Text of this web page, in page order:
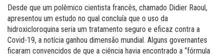
Desde que um polêmico cientista francês, chamado Didier Raoul,
apresentou um estudo no qual concluía que o uso da
hidroxicloroquina seria um tratamento seguro e eficaz contra a
Covid-19, a notícia ganhou dimensão mundial. Alguns governantes
ficaram convencidos de que a ciência havia encontrado a “fórmula